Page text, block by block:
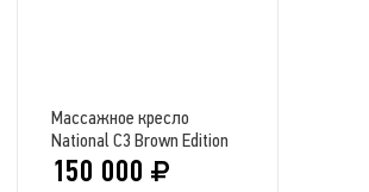
Массажное кресло
National C3 Brown Edition
150 000